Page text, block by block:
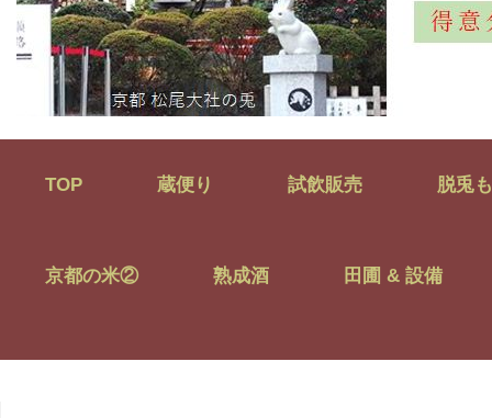
TOP 蔵便り 試飲販売 脱兎
京都の米② 熟成酒 田圃 & 設備